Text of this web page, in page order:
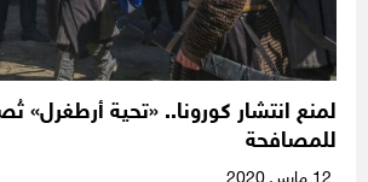
لمنع انتشار كورونا.. «تحية أرطغرل»
للمصافحة